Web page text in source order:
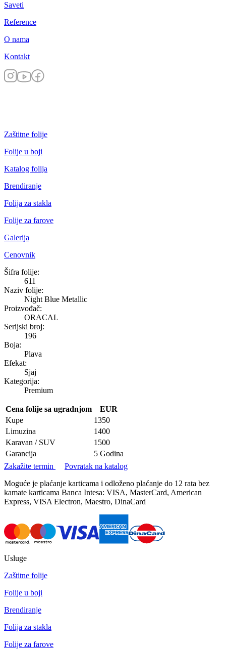
Saveti
Reference
O nama
Kontakt
Zaštitne folije
Folije u boji
Katalog folija
Brendiranje
Folija za stakla
Folije za farove
Galerija
Cenovnik
Night Blue Metallic
Šifra folije:
611
Naziv folije:
Night Blue Metallic
Proizvođač:
ORACAL
Serijski broj:
196
Boja:
Plava
Efekat:
Sjaj
Kategorija:
Premium
Cena folije sa ugradnjom
EUR
Kupe
1350
Limuzina
1400
Karavan / SUV
1500
Garancija
5 Godina
Zakažite termin
Povratak na katalog
Moguće je plaćanje karticama i odloženo plaćanje do 12 rata bez
kamate karticama Banca Intesa: VISA, MasterCard, American
Express, VISA Electron, Maestro, DinaCard
Usluge
Zaštitne folije
Folije u boji
Brendiranje
Folija za stakla
Folije za farove